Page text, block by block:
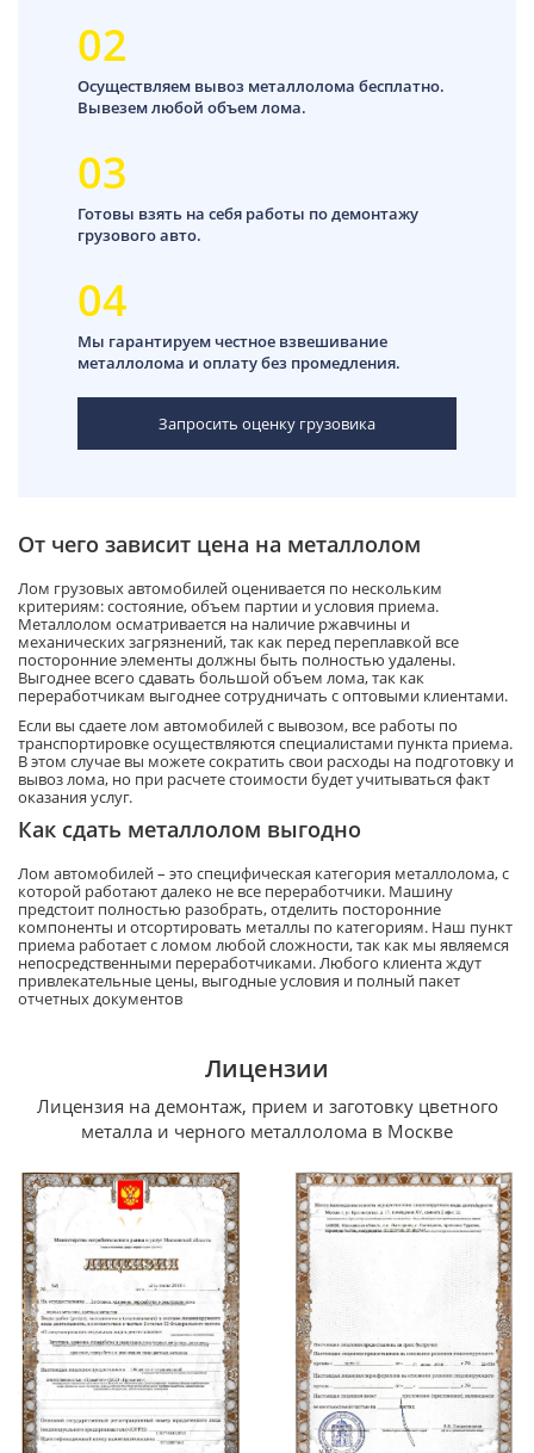
02
Осуществляем вывоз металлолома бесплатно.
Вывезем любой объем лома.
03
Готовы взять на себя работы по демонтажу
грузового авто.
04
Мы гарантируем честное взвешивание
металлолома и оплату без промедления.
Запросить оценку грузовика
От чего зависит цена на металлолом
Лом грузовых автомобилей оценивается по нескольким
критериям: состояние, объем партии и условия приема.
Металлолом осматривается на наличие ржавчины и
механических загрязнений, так как перед переплавкой все
посторонние элементы должны быть полностью удалены.
Выгоднее всего сдавать большой объем лома, так как
переработчикам выгоднее сотрудничать с оптовыми клиентами.
Если вы сдаете лом автомобилей с вывозом, все работы по
транспортировке осуществляются специалистами пункта приема.
В этом случае вы можете сократить свои расходы на подготовку и
вывоз лома, но при расчете стоимости будет учитываться факт
оказания услуг.
Как сдать металлолом выгодно
Лом автомобилей – это специфическая категория металлолома, с
которой работают далеко не все переработчики. Машину
предстоит полностью разобрать, отделить посторонние
компоненты и отсортировать металлы по категориям. Наш пункт
приема работает с ломом любой сложности, так как мы являемся
непосредственными переработчиками. Любого клиента ждут
привлекательные цены, выгодные условия и полный пакет
отчетных документов
Лицензии
Лицензия на демонтаж, прием и заготовку цветного
металла и черного металлолома в Москве